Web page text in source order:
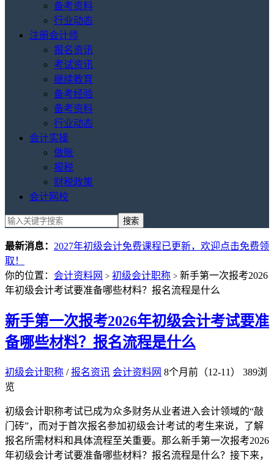
备考资料
行业动态
注册会计师
报名资讯
考试资讯
继续教育
备考经验
备考资料
行业动态
会计实操
做账
报税
财税政策
会计网校
最新消息： 2027年初级会计免费课程已更新，欢迎点击免费领
取！
你的位置： 会计资料网 > 初级会计职称 > 新手第一次报考2026
年初级会计考试要准备哪些材料？报名流程是什么
新手第一次报考2026年初级会计考试要准
备哪些材料？报名流程是什么
初级会计职称 /报名资讯 会计资料网 8个月前（12-11）
389浏
览
初级会计职称考试已成为众多财务从业者进入会计领域的“敲
门砖”，而对于首次报名参加初级会计考试的考生来说，了解
报名所需材料和具体流程至关重要。那么新手第一次报考2026
年初级会计考试要准备哪些材料？报名流程是什么？接下来，